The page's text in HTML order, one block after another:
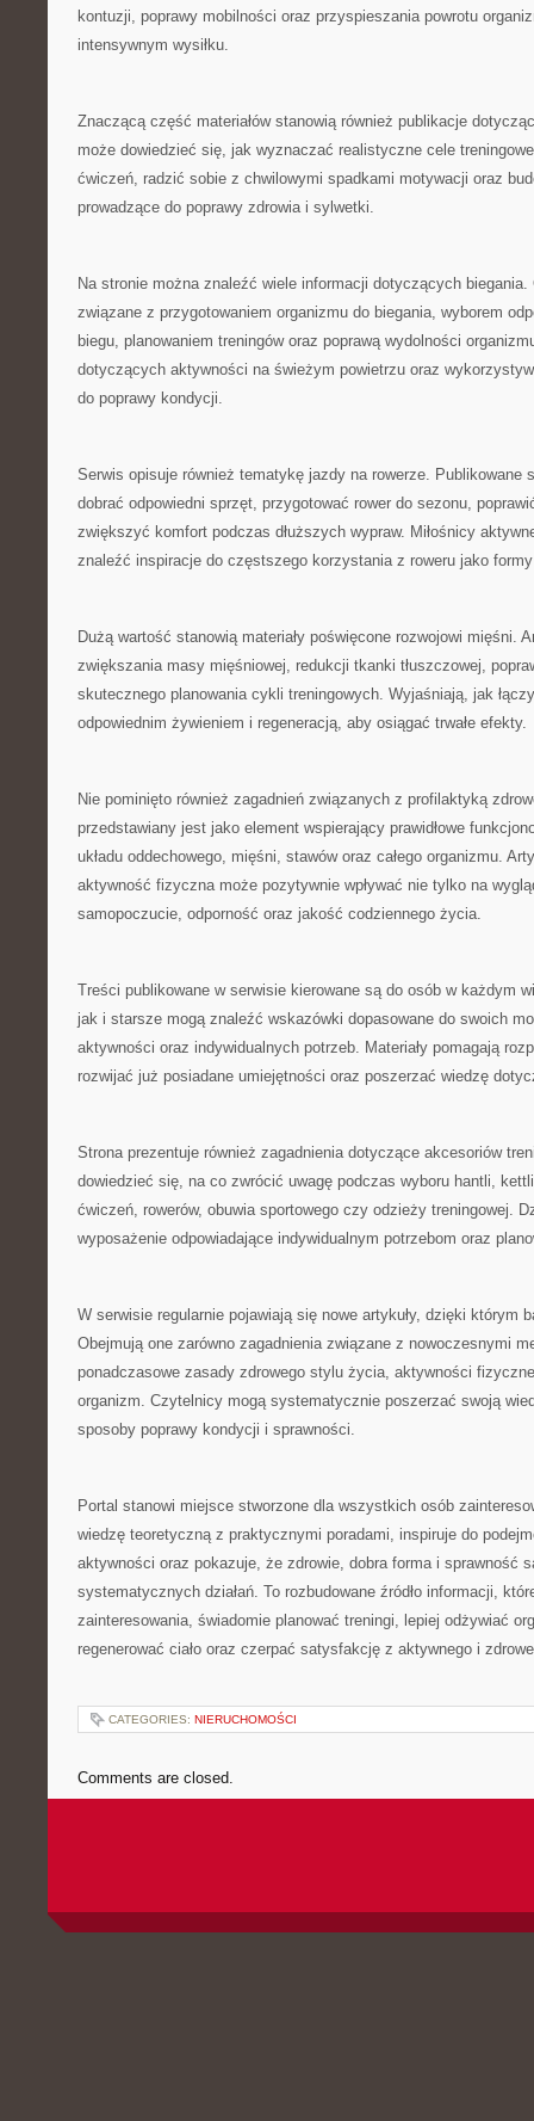
kontuzji, poprawy mobilności oraz przyspieszania powrotu
intensywnym wysiłku.
Znaczącą część materiałów stanowią również publikacje
może dowiedzieć się, jak wyznaczać realistyczne cele
ćwiczeń, radzić sobie z chwilowymi spadkami motywacji oraz
prowadzące do poprawy zdrowia i sylwetki.
Na stronie można znaleźć wiele informacji dotyczących biegania.
związane z przygotowaniem organizmu do biegania, wyborem
biegu, planowaniem treningów oraz poprawą wydolności
dotyczących aktywności na świeżym powietrzu oraz
do poprawy kondycji.
Serwis opisuje również tematykę jazdy na rowerze. Publikowane
dobrać odpowiedni sprzęt, przygotować rower do sezonu,
zwiększyć komfort podczas dłuższych wypraw. Miłośnicy
znaleźć inspiracje do częstszego korzystania z roweru jako
Dużą wartość stanowią materiały poświęcone rozwojowi mięśni.
zwiększania masy mięśniowej, redukcji tkanki tłuszczowej,
skutecznego planowania cykli treningowych. Wyjaśniają, jak
odpowiednim żywieniem i regeneracją, aby osiągać trwałe efekty.
Nie pominięto również zagadnień związanych z profilaktyką
przedstawiany jest jako element wspierający prawidłowe
układu oddechowego, mięśni, stawów oraz całego organizmu.
aktywność fizyczna może pozytywnie wpływać nie tylko na
samopoczucie, odporność oraz jakość codziennego życia.
Treści publikowane w serwisie kierowane są do osób w każdym
jak i starsze mogą znaleźć wskazówki dopasowane do swoich
aktywności oraz indywidualnych potrzeb. Materiały pomagają
rozwijać już posiadane umiejętności oraz poszerzać wiedzę
Strona prezentuje również zagadnienia dotyczące akcesoriów
dowiedzieć się, na co zwrócić uwagę podczas wyboru hantli,
ćwiczeń, rowerów, obuwia sportowego czy odzieży treningowej.
wyposażenie odpowiadające indywidualnym potrzebom oraz
W serwisie regularnie pojawiają się nowe artykuły, dzięki którym
Obejmują one zarówno zagadnienia związane z nowoczesnymi
ponadczasowe zasady zdrowego stylu życia, aktywności
organizm. Czytelnicy mogą systematycznie poszerzać swoją
sposoby poprawy kondycji i sprawności.
Portal stanowi miejsce stworzone dla wszystkich osób
wiedzę teoretyczną z praktycznymi poradami, inspiruje do
aktywności oraz pokazuje, że zdrowie, dobra forma i sprawność
systematycznych działań. To rozbudowane źródło informacji,
zainteresowania, świadomie planować treningi, lepiej odżywiać
regenerować ciało oraz czerpać satysfakcję z aktywnego i
CATEGORIES: NIERUCHOMOŚCI
Comments are closed.